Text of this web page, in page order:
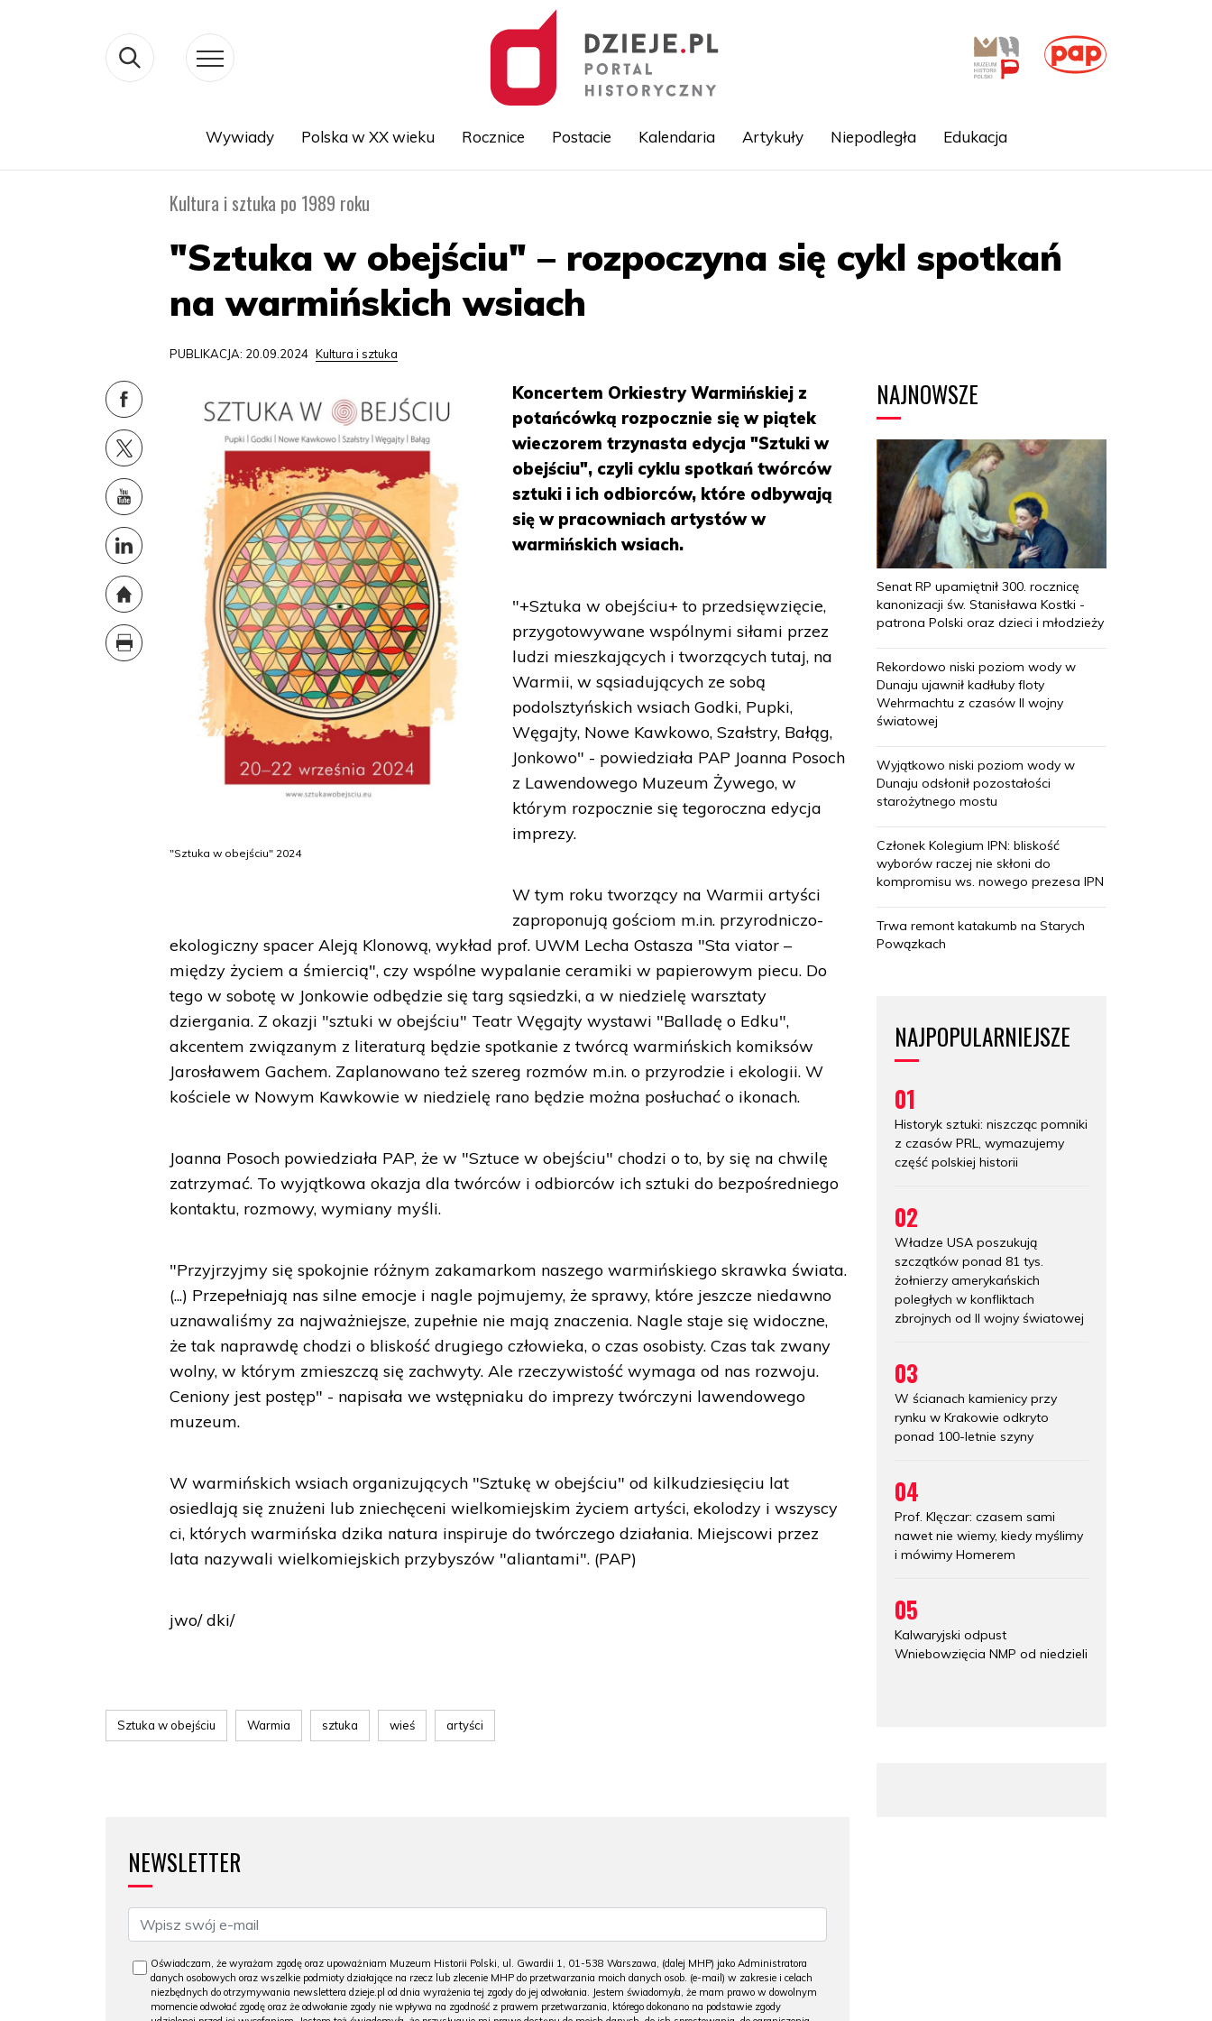
Wywiady Polska w XX wieku Rocznice Postacie Kalendaria Artykuły Niepodległa Edukacja
Kultura i sztuka po 1989 roku
"Sztuka w obejściu" – rozpoczyna się cykl spotkań
na warmińskich wsiach
PUBLIKACJA: 20.09.2024 Kultura i sztuka
"Sztuka w obejściu" 2024
Koncertem Orkiestry Warmińskiej z
potańcówką rozpocznie się w piątek
wieczorem trzynasta edycja "Sztuki w
obejściu", czyli cyklu spotkań twórców
sztuki i ich odbiorców, które odbywają
się w pracowniach artystów w
warmińskich wsiach.
"+Sztuka w obejściu+ to przedsięwzięcie,
przygotowywane wspólnymi siłami przez
ludzi mieszkających i tworzących tutaj, na
Warmii, w sąsiadujących ze sobą
podolsztyńskich wsiach Godki, Pupki,
Węgajty, Nowe Kawkowo, Szałstry, Bałąg,
Jonkowo" - powiedziała PAP Joanna Posoch
z Lawendowego Muzeum Żywego, w
którym rozpocznie się tegoroczna edycja
imprezy.
W tym roku tworzący na Warmii artyści
zaproponują gościom m.in. przyrodniczo-
ekologiczny spacer Aleją Klonową, wykład prof. UWM Lecha Ostasza "Sta viator –
między życiem a śmiercią", czy wspólne wypalanie ceramiki w papierowym piecu. Do
tego w sobotę w Jonkowie odbędzie się targ sąsiedzki, a w niedzielę warsztaty
dziergania. Z okazji "sztuki w obejściu" Teatr Węgajty wystawi "Balladę o Edku",
akcentem związanym z literaturą będzie spotkanie z twórcą warmińskich komiksów
Jarosławem Gachem. Zaplanowano też szereg rozmów m.in. o przyrodzie i ekologii. W
kościele w Nowym Kawkowie w niedzielę rano będzie można posłuchać o ikonach.
Joanna Posoch powiedziała PAP, że w "Sztuce w obejściu" chodzi o to, by się na chwilę
zatrzymać. To wyjątkowa okazja dla twórców i odbiorców ich sztuki do bezpośredniego
kontaktu, rozmowy, wymiany myśli.
"Przyjrzyjmy się spokojnie różnym zakamarkom naszego warmińskiego skrawka świata.
(...) Przepełniają nas silne emocje i nagle pojmujemy, że sprawy, które jeszcze niedawno
uznawaliśmy za najważniejsze, zupełnie nie mają znaczenia. Nagle staje się widoczne,
że tak naprawdę chodzi o bliskość drugiego człowieka, o czas osobisty. Czas tak zwany
wolny, w którym zmieszczą się zachwyty. Ale rzeczywistość wymaga od nas rozwoju.
Ceniony jest postęp" - napisała we wstępniaku do imprezy twórczyni lawendowego
muzeum.
W warmińskich wsiach organizujących "Sztukę w obejściu" od kilkudziesięciu lat
osiedlają się znużeni lub zniechęceni wielkomiejskim życiem artyści, ekolodzy i wszyscy
ci, których warmińska dzika natura inspiruje do twórczego działania. Miejscowi przez
lata nazywali wielkomiejskich przybyszów "aliantami". (PAP)
jwo/ dki/
Sztuka w obejściu Warmia sztuka wieś artyści
NEWSLETTER
Oświadczam, że wyrażam zgodę oraz upoważniam Muzeum Historii Polski, ul. Gwardii 1, 01-538 Warszawa, (dalej MHP) jako Administratora
danych osobowych oraz wszelkie podmioty działające na rzecz lub zlecenie MHP do przetwarzania moich danych osob. (e-mail) w zakresie i celach
niezbędnych do otrzymywania newslettera dzieje.pl od dnia wyrażenia tej zgody do jej odwołania. Jestem świadomy/a, że mam prawo w dowolnym
momencie odwołać zgodę oraz że odwołanie zgody nie wpływa na zgodność z prawem przetwarzania, którego dokonano na podstawie zgody
NAJNOWSZE
Senat RP upamiętnił 300. rocznicę
kanonizacji św. Stanisława Kostki -
patrona Polski oraz dzieci i młodzieży
Rekordowo niski poziom wody w
Dunaju ujawnił kadłuby floty
Wehrmachtu z czasów II wojny
światowej
Wyjątkowo niski poziom wody w
Dunaju odsłonił pozostałości
starożytnego mostu
Członek Kolegium IPN: bliskość
wyborów raczej nie skłoni do
kompromisu ws. nowego prezesa IPN
Trwa remont katakumb na Starych
Powązkach
NAJPOPULARNIEJSZE
01
Historyk sztuki: niszcząc pomniki
z czasów PRL, wymazujemy
część polskiej historii
02
Władze USA poszukują
szczątków ponad 81 tys.
żołnierzy amerykańskich
poległych w konfliktach
zbrojnych od II wojny światowej
03
W ścianach kamienicy przy
rynku w Krakowie odkryto
ponad 100-letnie szyny
04
Prof. Klęczar: czasem sami
nawet nie wiemy, kiedy myślimy
i mówimy Homerem
05
Kalwaryjski odpust
Wniebowzięcia NMP od niedzieli